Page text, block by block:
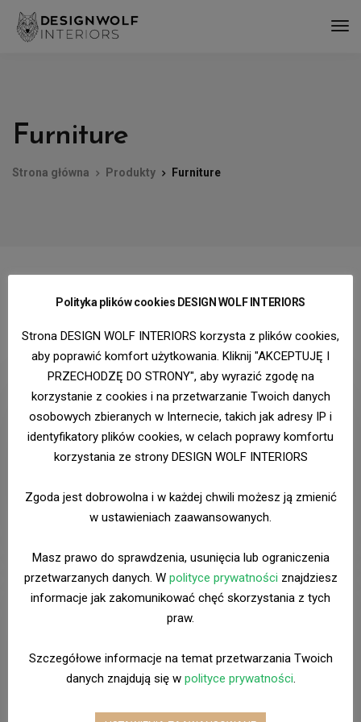
Furniture
Strona główna Produkty Furniture
Wyświetlanie wszystkich
Coffee table
Oceniono
5.00
£ 100.00 £75.00
Dodaj do koszyka
Shell chair
Polityka plików cookies DESIGN WOLF INTERIORS
Strona DESIGN WOLF INTERIORS korzysta z plików cookies,
aby poprawić komfort użytkowania. Kliknij "AKCEPTUJĘ I
PRZECHODZĘ DO STRONY", aby wyrazić zgodę na
korzystanie z cookies i na przetwarzanie Twoich danych
osobowych zbieranych w Internecie, takich jak adresy IP i
identyfikatory plików cookies, w celach poprawy komfortu
korzystania ze strony DESIGN WOLF INTERIORS
Zgoda jest dobrowolna i w każdej chwili możesz ją zmienić
w ustawieniach zaawansowanych.
Masz prawo do sprawdzenia, usunięcia lub ograniczenia
przetwarzanych danych. W polityce prywatności znajdziesz
informacje jak zakomunikować chęć skorzystania z tych
praw.
Szczegółowe informacje na temat przetwarzania Twoich
danych znajdują się w polityce prywatności.